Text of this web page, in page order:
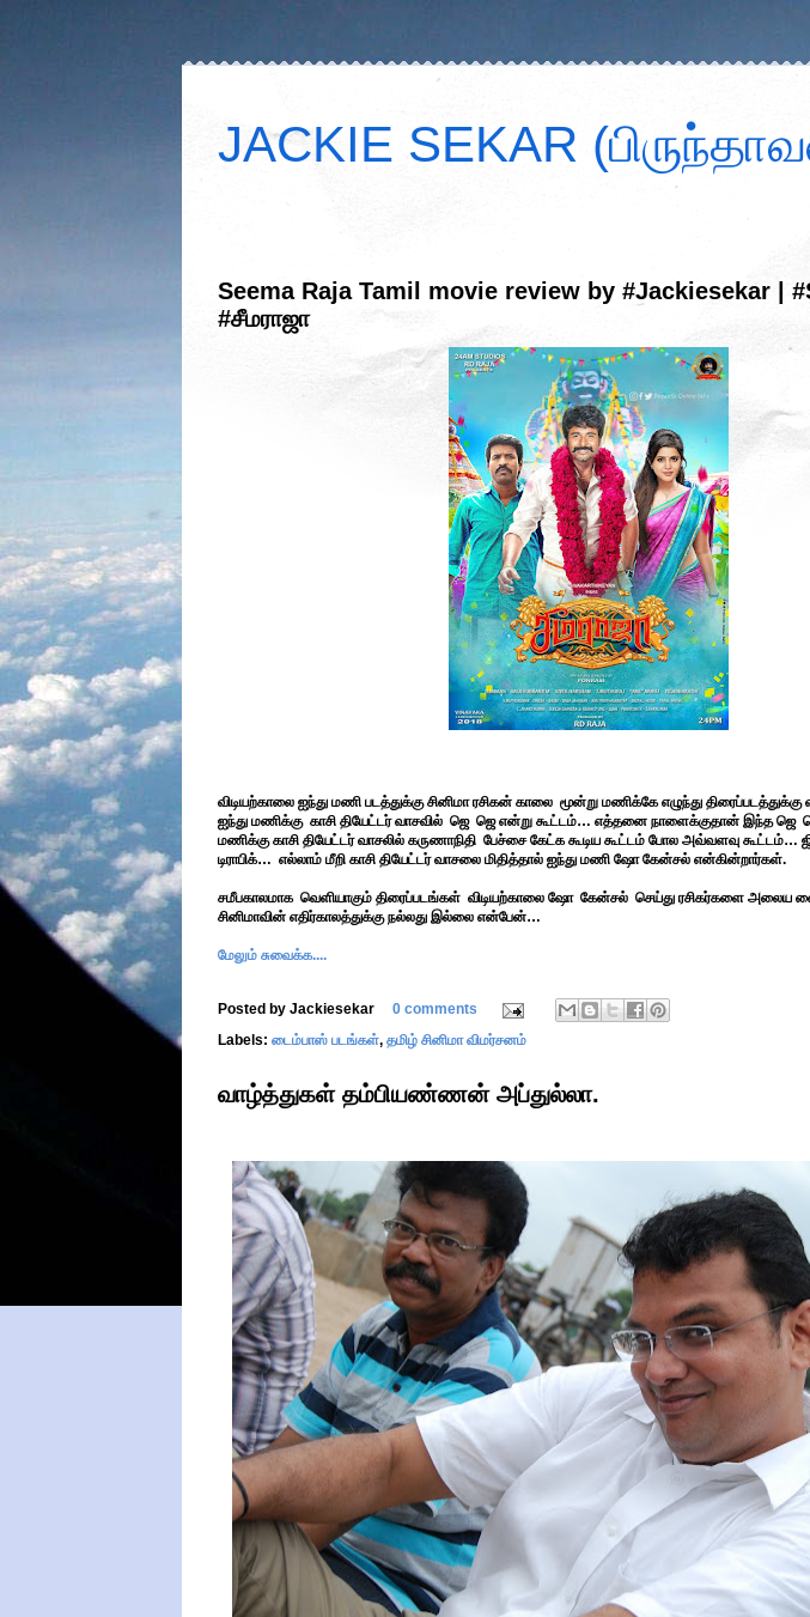
JACKIE SEKAR
Seema Raja Tamil movie review by #Jackiesekar |
#சீமராஜா
விடியற்காலை ஐந்து மணி படத்துக்கு சினிமா ரசிகன் காலை மூன்று மணிக்கே எழுந்து
ஐந்து மணிக்கு காசி தியேட்டர் வாசவில் ஜெ ஜெ என்று கூட்டம்… எத்தனை நாளைக்குதான் இந்த ஜெ
மணிக்கு காசி தியேட்டர் வாசலில் கருணாநிதி பேச்சை கேட்க கூடிய கூட்டம் போல அவ்வளவு கூட்டம்…
டிராபிக்… எல்லாம் மீறி காசி தியேட்டர் வாசலை மிதித்தால் ஐந்து மணி ஷோ கேன்சல் என்கின்றார்கள்.
சமீபகாலமாக வெளியாகும் திரைப்படங்கள் விடியற்காலை ஷோ கேன்சல் செய்து ரசிகர்களை அலைய
சினிமாவின் எதிர்காலத்துக்கு நல்லது இல்லை என்பேன்…
மேலும் சுவைக்க....
Posted by Jackiesekar
0 comments
Labels: டைம்பாஸ் படங்கள், தமிழ் சினிமா விமர்சனம்
வாழ்த்துகள் தம்பியண்ணன் அப்துல்லா.